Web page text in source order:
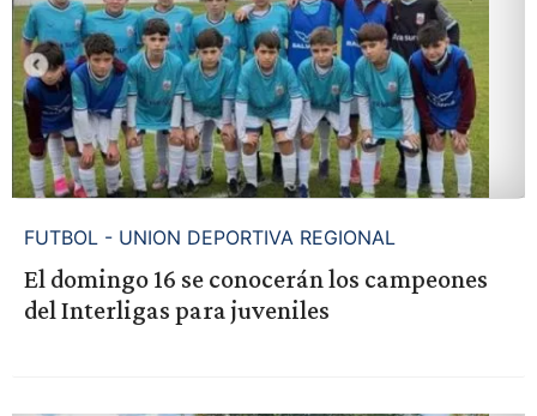
FUTBOL - UNION DEPORTIVA REGIONAL
El domingo 16 se conocerán los campeones
del Interligas para juveniles